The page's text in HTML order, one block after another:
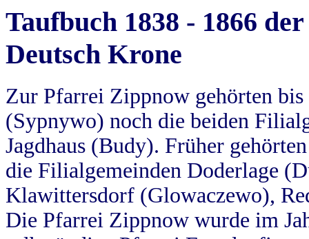
Taufbuch 1838 - 1866
Deutsch Krone
Zur Pfarrei Zippnow gehörten
(Sypnywo) noch die beiden
Jagdhaus (Budy). Früher
die Filialgemeinden Doderlage
Klawittersdorf (Glowaczewo),
Die Pfarrei Zippnow wurde im